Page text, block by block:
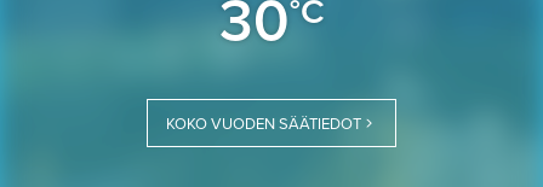
30°C
KOKO VUODEN SÄÄTIEDOT